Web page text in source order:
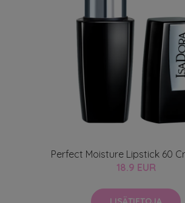
Perfect Moisture Lipstick 60
18.9 EUR